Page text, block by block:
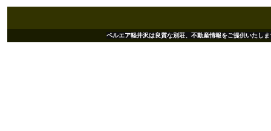
ベルエア軽井沢は良質な別荘、不動産情報をご提供いた